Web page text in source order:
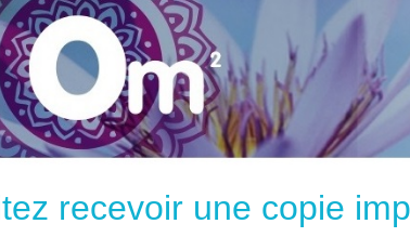
recevoir une copie